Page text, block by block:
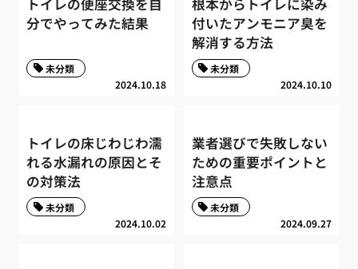
トイレの便座交換を自
分でやってみた結果
2024.10.18
未分類
根本からトイレに染み
付いたアンモニア臭を
解消する方法
2024.10.10
未分類
トイレの床じわじわ濡
れる水漏れの原因とそ
の対策法
2024.10.02
未分類
業者選びで失敗しない
ための重要ポイントと
注意点
2024.09.27
未分類